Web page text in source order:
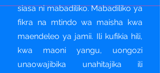
siasa ni mabadiliko. Mabadiliko ya
fikra na mtindo wa maisha kwa
maendeleo ya jamii. Ili kufikia hili,
kwa maoni yangu, uongozi
unaowajibika unahitajika ili